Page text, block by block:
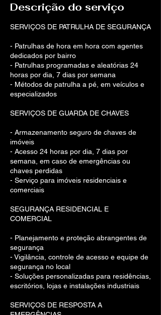
n
Descrição do serviço
SERVIÇOS DE PATRULHA DE SEGURANÇA
- Patrulhas de hora em hora com agentes
dedicados por bairro
- Patrulhas programadas e aleatórias 24
horas por dia, 7 dias por semana
- Métodos de patrulha a pé, em veículos e
especializados
SERVIÇOS DE GUARDA DE CHAVES
- Armazenamento seguro de chaves de
imóveis
- Acesso 24 horas por dia, 7 dias por
semana, em caso de emergências ou
chaves perdidas
- Serviço para imóveis residenciais e
comerciais
SEGURANÇA RESIDENCIAL E
COMERCIAL
- Planejamento e proteção abrangentes de
segurança
- Vigilância, controle de acesso e equipe de
segurança no local
- Soluções personalizadas para residências,
escritórios, lojas e instalações industriais
SERVIÇOS DE RESPOSTA A